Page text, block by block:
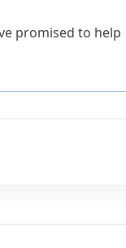
promised to help